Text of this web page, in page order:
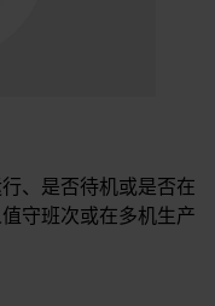
、是否待机或是否在
守班次或在多机生产